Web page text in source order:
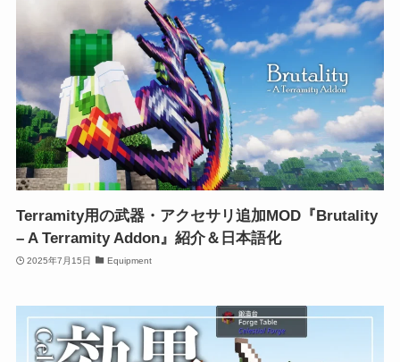
Terramity用の武器・アクセサリ追加MOD『Brutality
– A Terramity Addon』紹介＆日本語化
2025年7月15日 Equipment